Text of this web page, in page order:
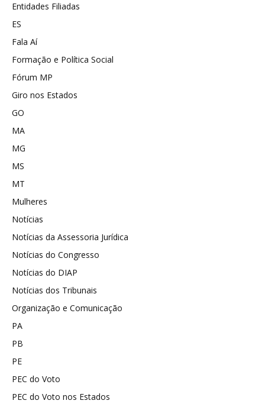
Entidades Filiadas
ES
Fala Aí
Formação e Política Social
Fórum MP
Giro nos Estados
GO
MA
MG
MS
MT
Mulheres
Notícias
Notícias da Assessoria Jurídica
Notícias do Congresso
Notícias do DIAP
Notícias dos Tribunais
Organização e Comunicação
PA
PB
PE
PEC do Voto
PEC do Voto nos Estados